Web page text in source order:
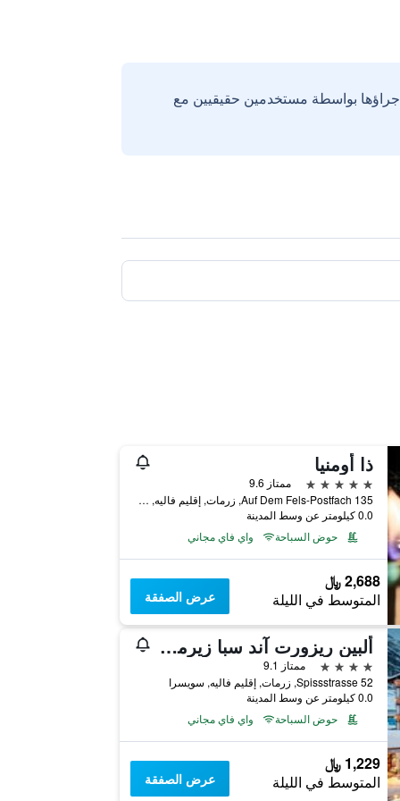
بواسطة مستخدمين حقيقيين مع
ذا أومنيا
5 نجوم
ممتاز 9.6
Auf Dem Fels-Postfach 135, زرمات, إقليم فاليه, سويسرا
0.0 كيلومتر عن وسط المدينة
حوض السباحة
واي فاي مجاني
2,688 ﷼
المتوسط في الليلة عرض الصفقة
ألبين ريزورت آند سبا زيرمات
4 نجوم
ممتاز 9.1
Spissstrasse 52, زرمات, إقليم فاليه, سويسرا
0.0 كيلومتر عن وسط المدينة
حوض السباحة
واي فاي مجاني
1,229 ﷼
المتوسط في الليلة عرض الصفقة